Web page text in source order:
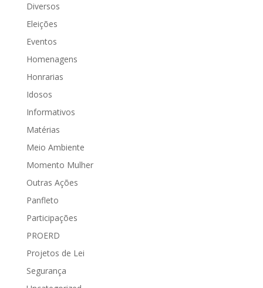
Diversos
Eleições
Eventos
Homenagens
Honrarias
Idosos
Informativos
Matérias
Meio Ambiente
Momento Mulher
Outras Ações
Panfleto
Participações
PROERD
Projetos de Lei
Segurança